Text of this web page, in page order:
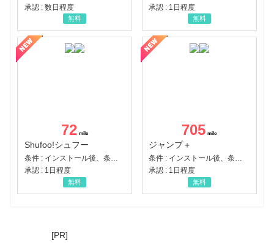
承認 : 数日程度
無料
承認 : 1日程度
無料
72
Shufoo!シュフー
承認 : 1日程度
無料
705
ジャンプ＋
承認 : 1日程度
無料
[PR]